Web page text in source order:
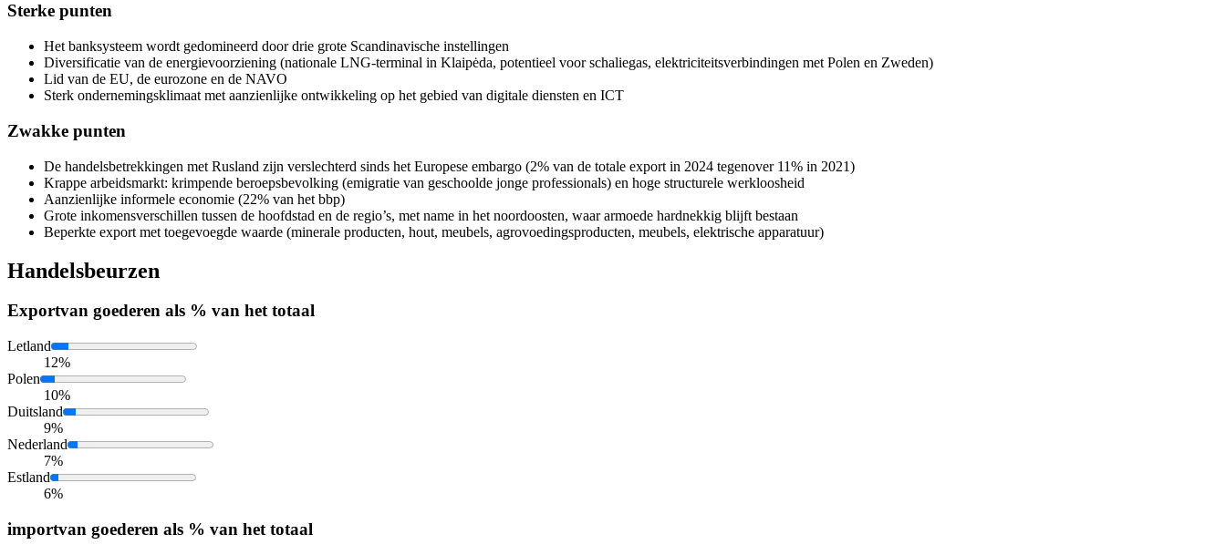
Sterke punten
Het banksysteem wordt gedomineerd door drie grote Scandinavische instellingen
Diversificatie van de energievoorziening (nationale LNG-terminal in Klaipėda, potentieel voor schaliegas, elektriciteitsverbindingen met Polen en Zweden)
Lid van de EU, de eurozone en de NAVO
Sterk ondernemingsklimaat met aanzienlijke ontwikkeling op het gebied van digitale diensten en ICT
Zwakke punten
De handelsbetrekkingen met Rusland zijn verslechterd sinds het Europese embargo (2% van de totale export in 2024 tegenover 11% in 2021)
Krappe arbeidsmarkt: krimpende beroepsbevolking (emigratie van geschoolde jonge professionals) en hoge structurele werkloosheid
Aanzienlijke informele economie (22% van het bbp)
Grote inkomensverschillen tussen de hoofdstad en de regio’s, met name in het noordoosten, waar armoede hardnekkig blijft bestaan
Beperkte export met toegevoegde waarde (minerale producten, hout, meubels, agrovoedingsproducten, meubels, elektrische apparatuur)
Handelsbeurzen
Exportvan goederen als % van het totaal
Letland
12%
Polen
10%
Duitsland
9%
Nederland
7%
Estland
6%
importvan goederen als % van het totaal